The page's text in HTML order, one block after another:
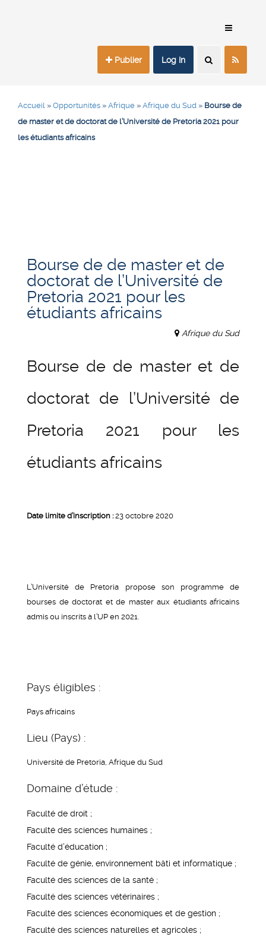
Publier Log In
Accueil » Opportunités » Afrique » Afrique du Sud » Bourse de
de master et de doctorat de l’Université de Pretoria 2021 pour
les étudiants africains
Bourse de de master et de
doctorat de l’Université de
Pretoria 2021 pour les
étudiants africains
Afrique du Sud
Bourse de de master et de
doctorat de l’Université de
Pretoria 2021 pour les
étudiants africains
Date limite d’inscription :23 octobre 2020
L’Université de Pretoria propose son programme de
bourses de doctorat et de master aux étudiants africains
admis ou inscrits à l’UP en 2021.
Pays éligibles :
Pays africains
Lieu (Pays) :
Université de Pretoria, Afrique du Sud
Domaine d’étude :
Faculté de droit ;
Faculté des sciences humaines ;
Faculté d’éducation ;
Faculté de génie, environnement bâti et informatique ;
Faculté des sciences de la santé ;
Faculté des sciences vétérinaires ;
Faculté des sciences économiques et de gestion ;
Faculté des sciences naturelles et agricoles ;